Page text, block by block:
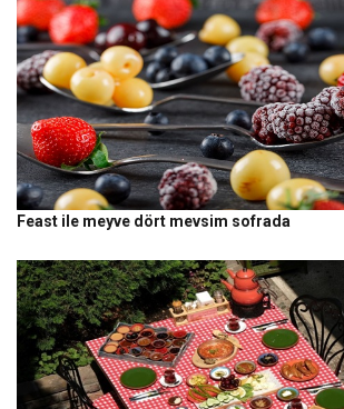
Feast ile meyve dört mevsim sofrada